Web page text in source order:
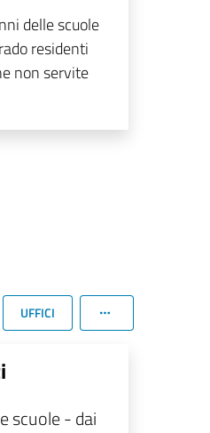
delle scuole
residenti
non servite
UFFICI
scuole - dai